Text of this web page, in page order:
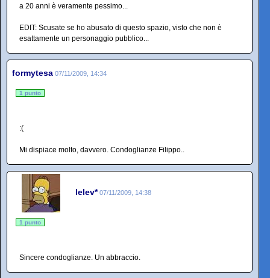
a 20 anni è veramente pessimo...
EDIT: Scusate se ho abusato di questo spazio, visto che non è
esattamente un personaggio pubblico...
formytesa 07/11/2009, 14:34
1 punto
:(
Mi dispiace molto, davvero. Condoglianze Filippo..
lelev* 07/11/2009, 14:38
1 punto
Sincere condoglianze. Un abbraccio.